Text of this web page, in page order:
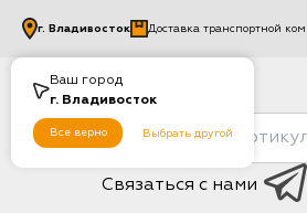
Ваш город
г. Владивосток
Все верно Выбрать другой
г. Владивосток Доставка транспортной
Связаться с нами